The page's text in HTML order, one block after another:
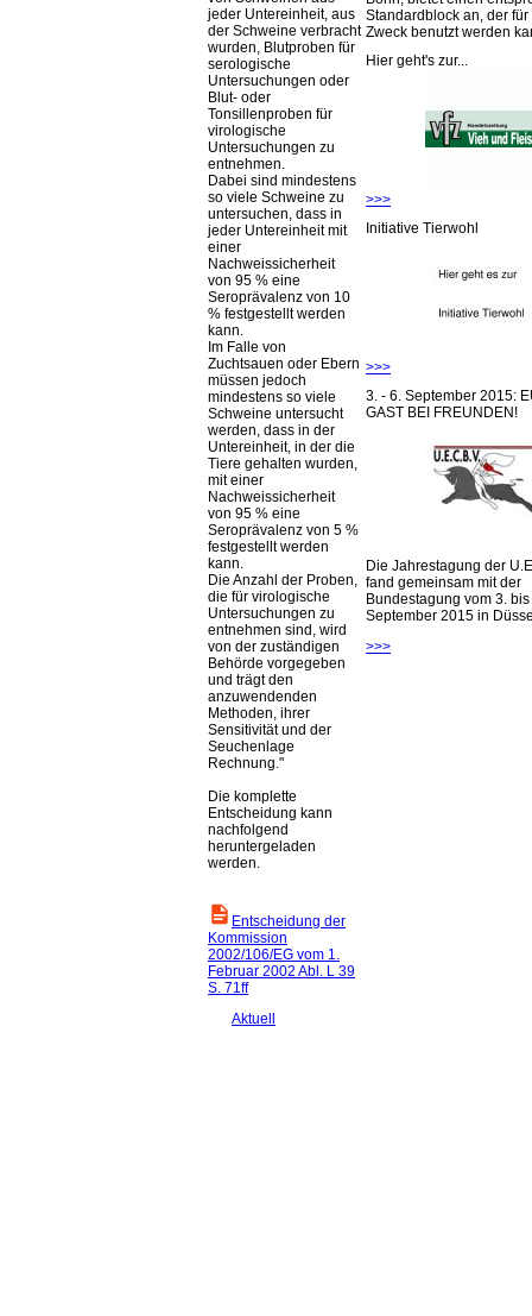
jeder Untereinheit, aus
der Schweine verbracht
wurden, Blutproben für
serologische
Untersuchungen oder
Blut- oder
Tonsillenproben für
virologische
Untersuchungen zu
entnehmen.
Dabei sind mindestens
so viele Schweine zu
untersuchen, dass in
jeder Untereinheit mit
einer
Nachweissicherheit
von 95 % eine
Seroprävalenz von 10
% festgestellt werden
kann.
Im Falle von
Zuchtsauen oder Ebern
müssen jedoch
mindestens so viele
Schweine untersucht
werden, dass in der
Untereinheit, in der die
Tiere gehalten wurden,
mit einer
Nachweissicherheit
von 95 % eine
Seroprävalenz von 5 %
festgestellt werden
kann.
Die Anzahl der Proben,
die für virologische
Untersuchungen zu
entnehmen sind, wird
von der zuständigen
Behörde vorgegeben
und trägt den
anzuwendenden
Methoden, ihrer
Sensitivität und der
Seuchenlage
Rechnung.
Die komplette
Entscheidung kann
nachfolgend
heruntergeladen
werden.
Entscheidung der
Kommission
2002/106/EG vom 1.
Februar 2002 Abl. L 39
S. 71ff
Aktuell
Standardblock an, der
Zweck benutzt werden
Hier geht's zur...
>>>
Initiative Tierwohl
>>>
3. - 6. September 2015:
GAST BEI FREUNDEN!
Die Jahrestagung der
fand gemeinsam mit der
Bundestagung vom 3. bis
September 2015 in
>>>